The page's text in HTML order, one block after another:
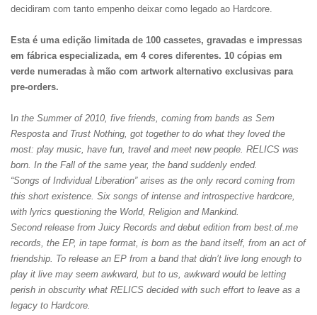
decidiram com tanto empenho deixar como legado ao Hardcore.
Esta é uma edição limitada de 100 cassetes, gravadas e impressas
em fábrica especializada, em 4 cores diferentes. 10 cópias em
verde numeradas à mão com artwork alternativo exclusivas para
pre-orders.
n the Summer of 2010, five friends, coming from bands as Sem
Resposta and Trust Nothing, got together to do what they loved the
most: play music, have fun, travel and meet new people. RELICS was
born. In the Fall of the same year, the band suddenly ended.
“Songs of Individual Liberation” arises as the only record coming from
this short existence. Six songs of intense and introspective hardcore,
with lyrics questioning the World, Religion and Mankind.
Second release from Juicy Records and debut edition from best.of.me
records, the EP, in tape format, is born as the band itself, from an act of
friendship. To release an EP from a band that didn’t live long enough to
play it live may seem awkward, but to us, awkward would be letting
perish in obscurity what RELICS decided with such effort to leave as a
legacy to Hardcore.